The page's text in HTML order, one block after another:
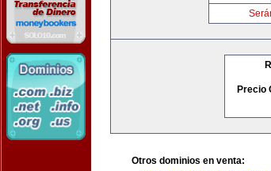
Precio
Otros dominios en venta: